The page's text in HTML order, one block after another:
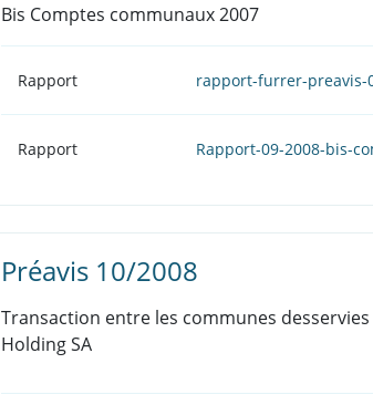
Bis Comptes communaux 2007
Rapport rapport-furrer-preavis-
Rapport Rapport-09-2008-bis-
Préavis 10/2008
Transaction entre les communes
Holding SA